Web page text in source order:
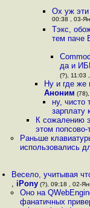
Ох уж эти
00:38 , 03-
Тэкс,
тем паче
да и
(?), 11:03
Ну и где
Аноним
ну, чисто
зарплату
К сожалению
этом
Раньше
использовались
Весело, учитывая
, iPony (?), 09:18 , 02-
Оно на
фанатичных